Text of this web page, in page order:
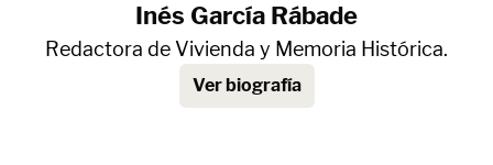
Inés García Rábade
Redactora de Vivienda y Memoria Histórica.
Ver biografía